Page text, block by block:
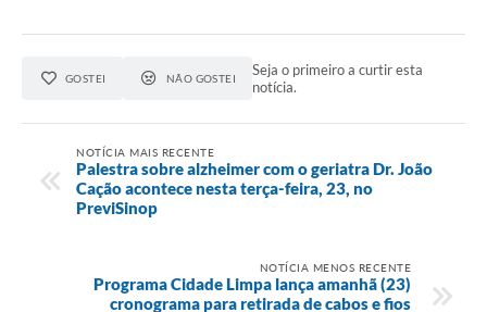
GOSTEI NÃO GOSTEI
Seja o primeiro a curtir esta
notícia.
NOTÍCIA MAIS RECENTE
Palestra sobre alzheimer com o geriatra Dr. João
Cação acontece nesta terça-feira, 23, no
PreviSinop
NOTÍCIA MENOS RECENTE
Programa Cidade Limpa lança amanhã (23)
cronograma para retirada de cabos e fios